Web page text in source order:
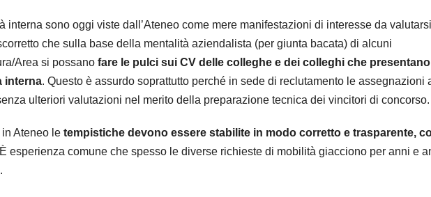
interna sono oggi viste dall’Ateneo come mere manifestazioni di interesse da
che sulla base della mentalità aziendalista (per giunta bacata) di alcuni
Area si possano fare le pulci sui CV delle colleghe e dei colleghi che presentano
interna. Questo è assurdo soprattutto perché in sede di reclutamento le assegnazioni
ulteriori valutazioni nel merito della preparazione tecnica dei vincitori di concorso.
Ateneo le tempistiche devono essere stabilite in modo corretto e trasparente,
esperienza comune che spesso le diverse richieste di mobilità giacciono per anni e